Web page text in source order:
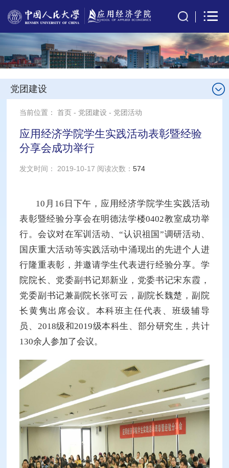
党团建设
当前位置：首页 - 党团建设 - 党团活动
应用经济学院学生实践活动表彰暨经验
分享会成功举行
发文时间： 2019-10-17 阅读次数：574
10月16日下午，应用经济学院学生实践活动
表彰暨经验分享会在明德法学楼0402教室成功举
行。会议对在军训活动、“认识祖国”调研活动、
国庆重大活动等实践活动中涌现出的先进个人进
行隆重表彰，并邀请学生代表进行经验分享。学
院院长、党委副书记郑新业，党委书记宋东霞，
党委副书记兼副院长张可云，副院长魏楚，副院
长黄隽出席会议。本科班主任代表、班级辅导
员、2018级和2019级本科生、部分研究生，共计
130余人参加了会议。